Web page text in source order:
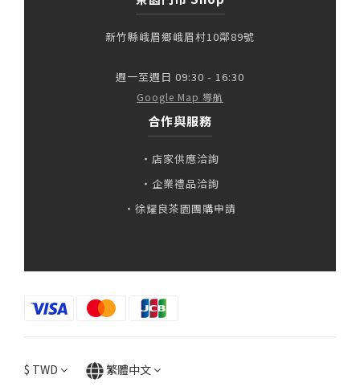
新竹縣峨眉鄉峨眉村10鄰89號
週一至週日 09:30 - 16:30
Google Map 導航
合作與服務
・店家供應洽詢
・企業禮品洽詢
・徐耀良茶園團購申請
$ TWD 繁體中文